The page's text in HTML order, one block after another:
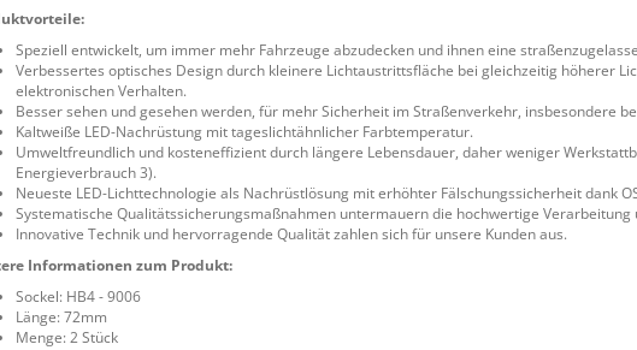
Speziell entwickelt, um immer mehr Fahrzeuge abzudecken und ihnen eine
Verbessertes optisches Design durch kleinere Lichtaustrittsfläche bei gleichzeitig höherer
elektronischen Verhalten.
Besser sehen und gesehen werden, für mehr Sicherheit im Straßenverkehr, insbesondere
Kaltweiße LED-Nachrüstung mit tageslichtähnlicher Farbtemperatur.
Umweltfreundlich und kosteneffizient durch längere Lebensdauer, daher weniger
Energieverbrauch 3).
Neueste LED-Lichttechnologie als Nachrüstlösung mit erhöhter Fälschungssicherheit dank
Systematische Qualitätssicherungsmaßnahmen untermauern die hochwertige Verarbeitung
Innovative Technik und hervorragende Qualität zahlen sich für unsere Kunden aus.
Informationen zum Produkt:
Sockel: HB4 - 9006
Länge: 72mm
Menge: 2 Stück